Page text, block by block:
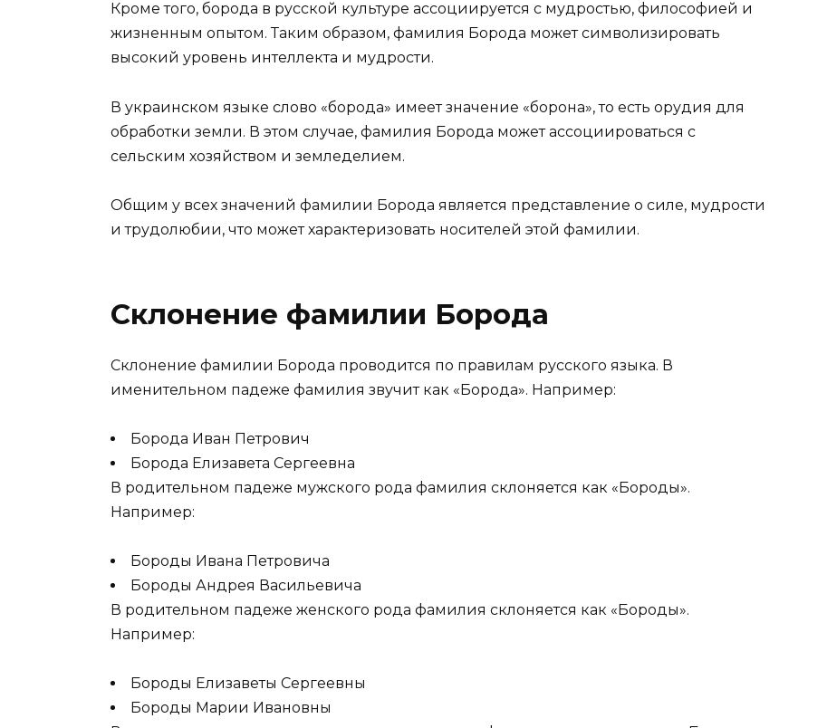
Кроме того, борода в русской культуре ассоциируется с мудростью, философией и
жизненным опытом. Таким образом, фамилия Борода может символизировать
высокий уровень интеллекта и мудрости.
В украинском языке слово «борода» имеет значение «борона», то есть орудия для
обработки земли. В этом случае, фамилия Борода может ассоциироваться с
сельским хозяйством и земледелием.
Общим у всех значений фамилии Борода является представление о силе, мудрости
и трудолюбии, что может характеризовать носителей этой фамилии.
Склонение фамилии Борода
Склонение фамилии Борода проводится по правилам русского языка. В
именительном падеже фамилия звучит как «Борода». Например:
Борода Иван Петрович
Борода Елизавета Сергеевна
В родительном падеже мужского рода фамилия склоняется как «Бороды».
Например:
Бороды Ивана Петровича
Бороды Андрея Васильевича
В родительном падеже женского рода фамилия склоняется как «Бороды».
Например:
Бороды Елизаветы Сергеевны
Бороды Марии Ивановны